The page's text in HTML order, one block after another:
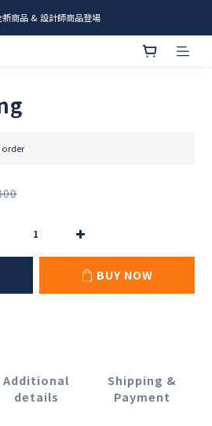
& A-Y2 新發售
商品 & 設計師商品登場
order
BUY NOW
Additional
details
Shipping &
Payment